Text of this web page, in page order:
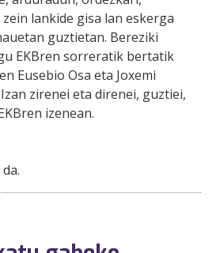
lankide gisa lan eskerga
guztietan. Bereziki
EKBren sorreratik bertatik
Eusebio Osa eta Joxemi
zirenei eta direnei, guztiei,
izenean.